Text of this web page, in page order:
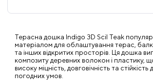
Терасна дошка Indigo 3D Scil Teak
матеріалом для облаштування терас,
та інших відкритих просторів. Ця дошка
композиту деревних волокон і пластику,
високу міцність, довговічність та стійкість
погодних умов.